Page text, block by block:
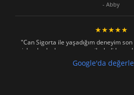
- Abby
★★★★★
"Can Sigorta ile yaşadığım deneyim
işlemler hızlı ve sorunsuz ilerledi hem
zorlanmadım. Aradığımda ya da mesaj
sağladılar, her soruma sabırla ve
Google'da